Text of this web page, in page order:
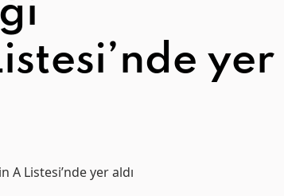
yer
Listesi’nde yer aldı